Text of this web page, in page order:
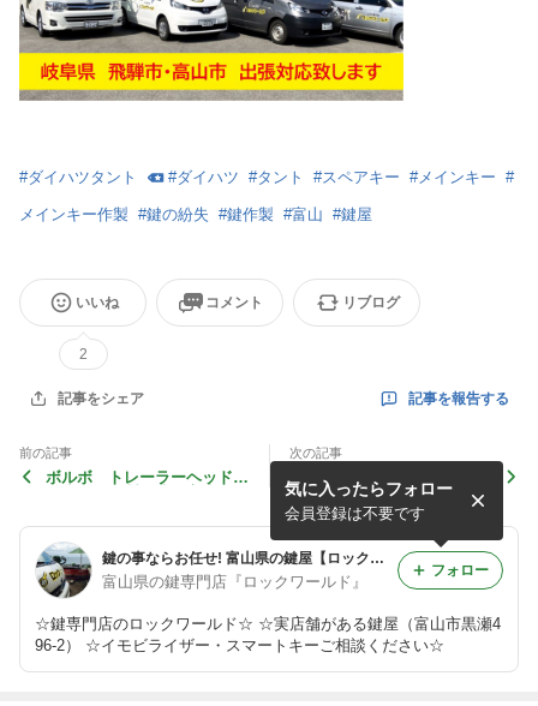
#ダイハツタント #ダイハツ #タント #スペアキー #メインキー #
メインキー作製 #鍵の紛失 #鍵作製 #富山 #鍵屋
いいね
2
コメント リブログ
記事をシェア 記事を報告する
前の記事
ボルボ トレーラーヘッド
次の記事
平成24年式 ダイハツ ミ
ラココア メインキー作製作
業 富山の鍵屋
鍵の事ならお任せ! 富山県の鍵屋【ロックワールド】
富山県の鍵専門店『ロックワールド』
☆鍵専門店のロックワールド☆ ☆実店舗がある鍵屋（富山市黒瀬4
96-2） ☆イモビライザー・スマートキーご相談ください☆
気に入ったらフォロー
会員登録は不要です
フォロー